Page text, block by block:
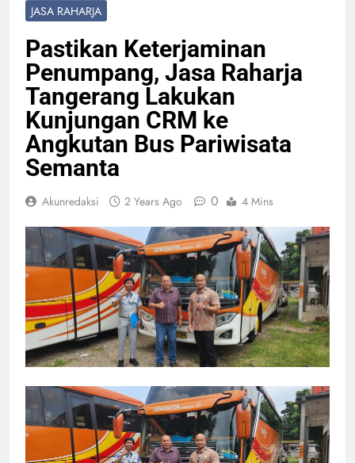
JASA RAHARJA
Pastikan Keterjaminan
Penumpang, Jasa Raharja
Tangerang Lakukan
Kunjungan CRM ke
Angkutan Bus Pariwisata
Semanta
Akunredaksi 2 Years Ago 0 4 Mins